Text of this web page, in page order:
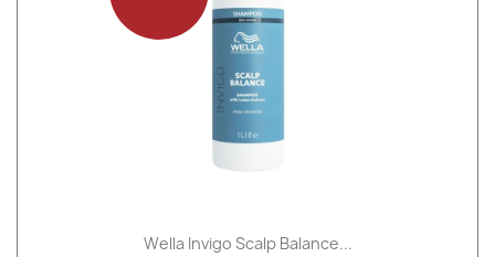
Wella Invigo Scalp Balance...